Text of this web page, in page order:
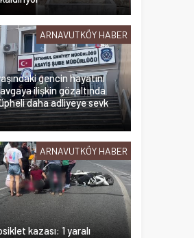
ARNAVUTKÖY HABER
gencin hayatını
ilişkin gözaltında
daha adliyeye sevk
ARNAVUTKÖY HABER
kazası: 1 yaralı